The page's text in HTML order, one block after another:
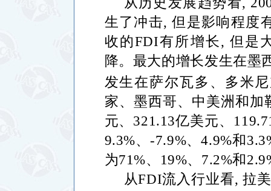
生了冲击,但是影响程度
收的FDI有所增长, 但是
降。最大的增长发生在墨
发生在萨尔瓦多、多米
家、墨西哥、中美洲和加
元、 321.13亿美元、
9.3%、-7.9%、4.9%和
为71%、 19%、 7.2%和
从FDI流入行业看,拉